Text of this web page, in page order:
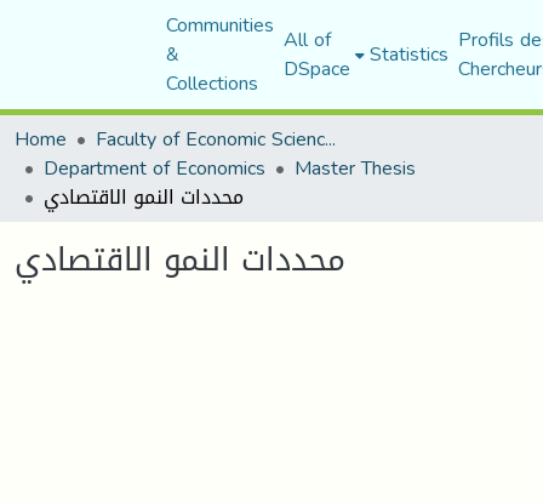
Communities
&
Collections
All of
DSpace Statistics Profils
Home
Faculty of Economic Sciences, Commerce and Management Sciences
Department of Economics Master Thesis
محددات النمو الاقتصادي
محددات النمو الاقتصادي